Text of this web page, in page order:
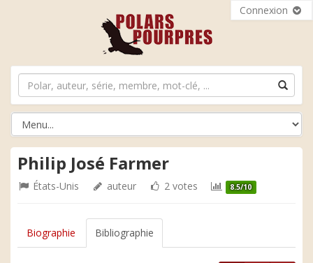
Connexion
Philip José Farmer
États-Unis auteur 2 votes 8.5/10
Biographie Bibliographie